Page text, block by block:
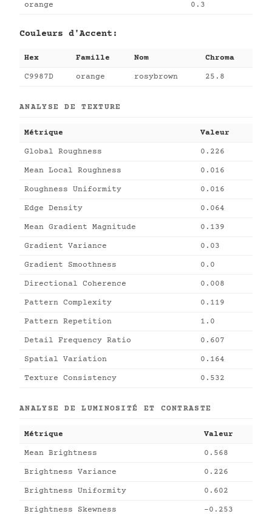
orange 0.3
Couleurs d'Accent:
Hex Famille Nom Chroma
C9987D orange rosybrown 25.8
ANALYSE DE TEXTURE
Métrique Valeur
Global Roughness 0.226
Mean Local Roughness 0.016
Roughness Uniformity 0.016
Edge Density 0.064
Mean Gradient Magnitude 0.139
Gradient Variance 0.03
Gradient Smoothness 0.0
Directional Coherence 0.008
Pattern Complexity 0.119
Pattern Repetition 1.0
Detail Frequency Ratio 0.607
Spatial Variation 0.164
Texture Consistency 0.532
ANALYSE DE LUMINOSITÉ ET CONTRASTE
Métrique Valeur
Mean Brightness 0.568
Brightness Variance 0.226
Brightness Uniformity 0.602
Brightness Skewness -0.253